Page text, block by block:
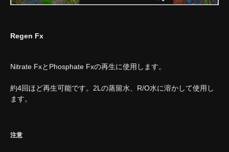
Regen Fx
Nitrate FxとPhosphate Fxの再生に使用します。
約4回ほど再生可能です。2Lの蒸留水、R/O水に溶かして使用し
ます。
注意